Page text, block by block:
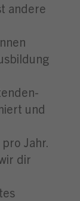
andere
und
Jahr.
dir